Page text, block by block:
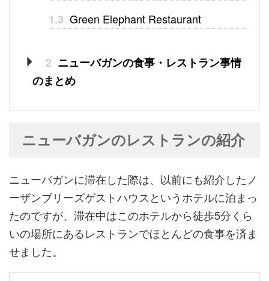
1.3 Green Elephant Restaurant
2 ニューバガンの食事・レストラン事情
のまとめ
ニューバガンのレストランの紹介
ニューバガンに滞在した際は、以前にも紹介したノ
ーザンブリーズゲストハウスというホテルに泊まっ
たのですが、滞在中はこのホテルから徒歩5分くら
いの場所にあるレストランでほとんどの食事を済ま
せました。